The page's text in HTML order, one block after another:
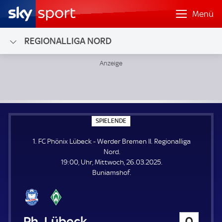
Menü
REGIONALLIGA NORD
SPIELENDE
P
E
N
D
E
1. FC Phönix Lübeck - Werder Bremen II. Regionalliga
Nord.
19:00, Uhr, Mittwoch, 26.03.2025.
Buniamshof.